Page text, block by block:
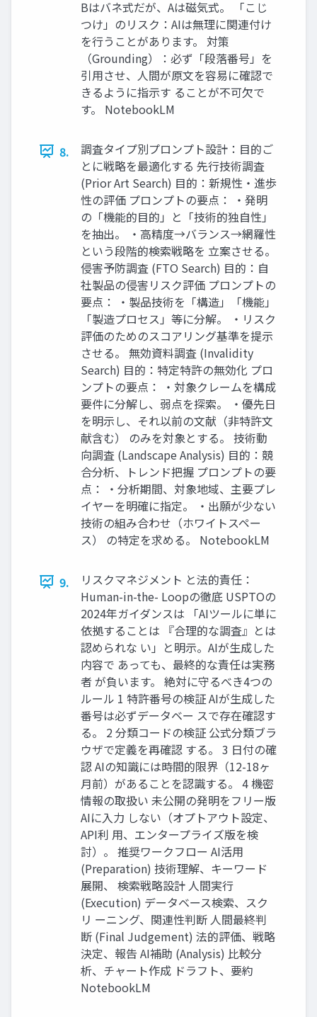
Bはバネ式だが、Aは磁気式。 「こじ
つけ」のリスク：AIは無理に関連付け
を行うことがあります。 対策
（Grounding）：必ず「段落番号」を
引用させ、人間が原文を容易に確認で
きるように指示す ることが不可欠で
す。 NotebookLM
8.
調査タイプ別プロンプト設計：目的ご
とに戦略を最適化する 先行技術調査
(Prior Art Search) 目的：新規性・進歩
性の評価 プロンプトの要点： ・発明
の「機能的目的」と「技術的独自性」
を抽出。 ・高精度→バランス→網羅性
という段階的検索戦略を 立案させる。
侵害予防調査 (FTO Search) 目的：自
社製品の侵害リスク評価 プロンプトの
要点： ・製品技術を「構造」「機能」
「製造プロセス」等に分解。 ・リスク
評価のためのスコアリング基準を提示
させる。 無効資料調査 (Invalidity
Search) 目的：特定特許の無効化 プロ
ンプトの要点： ・対象クレームを構成
要件に分解し、弱点を探索。 ・優先日
を明示し、それ以前の文献（非特許文
献含む） のみを対象とする。 技術動
向調査 (Landscape Analysis) 目的：競
合分析、トレンド把握 プロンプトの要
点： ・分析期間、対象地域、主要プレ
イヤーを明確に指定。 ・出願が少ない
技術の組み合わせ（ホワイトスペー
ス） の特定を求める。 NotebookLM
9.
リスクマネジメント と法的責任：
Human-in-the- Loopの徹底 USPTOの
2024年ガイダンスは 「AIツールに単に
依拠することは 『合理的な調査』とは
認められな い」と明示。AIが生成した
内容で あっても、最終的な責任は実務
者 が負います。 絶対に守るべき4つの
ルール 1 特許番号の検証 AIが生成した
番号は必ずデータベー スで存在確認す
る。 2 分類コードの検証 公式分類ブラ
ウザで定義を再確認 する。 3 日付の確
認 AIの知識には時間的限界（12-18ヶ
月前）があることを認識する。 4 機密
情報の取扱い 未公開の発明をフリー版
AIに入力 しない（オプトアウト設定、
API利 用、エンタープライズ版を検
討）。 推奨ワークフロー AI活用
(Preparation) 技術理解、キーワード
展開、 検索戦略設計 人間実行
(Execution) データベース検索、スク
リ ーニング、関連性判断 人間最終判
断 (Final Judgement) 法的評価、戦略
決定、報告 AI補助 (Analysis) 比較分
析、チャート作成 ドラフト、要約
NotebookLM